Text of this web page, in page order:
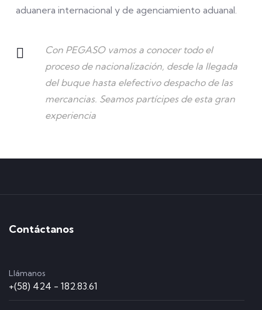
aduanera internacional y de agenciamiento aduanal.
Con PEGASO vamos a conocer todo el
proceso de nacionalización, desde la llegada
del buque hasta elefectivo despacho de las
mercancias. Seamos partícipes de esta gran
experiencia
Contáctanos
Llámanos
+(58) 424 - 182.83.61